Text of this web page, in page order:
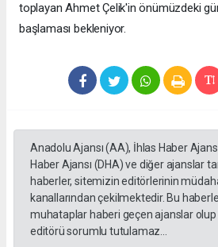
toplayan Ahmet Çelik'in önümüzdeki
başlaması bekleniyor.
Anadolu Ajansı (AA), İhlas Haber
Haber Ajansı (DHA) ve diğer ajanslar
haberler, sitemizin editörlerinin
kanallarından çekilmektedir. Bu
muhataplar haberi geçen ajanslar
editörü sorumlu tutulamaz...